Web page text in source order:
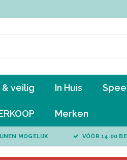
veilig In Huis
Merken
MOGELIJK VÓÓR 14.00